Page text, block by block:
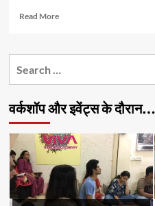
Read MoreRead
मुहब्बत
वर्कशॉप और इवेंट्स के दौरान…